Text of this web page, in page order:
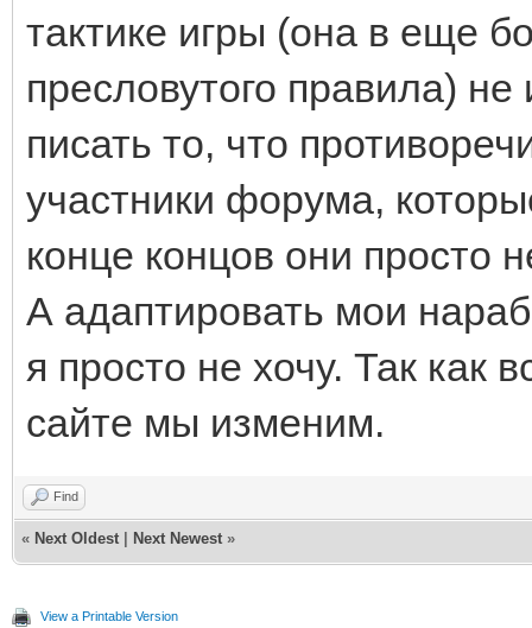
тактике игры (она в еще
пресловутого правила)
писать то, что
участники форума,
конце концов они просто
А адаптировать мои
я просто не хочу. Так как
сайте мы изменим.
Find
« Next Oldest Next Newest »
View a Printable Version